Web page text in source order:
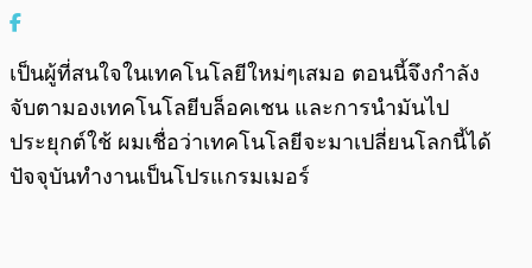
เป็นผู้ที่สนใจในเทคโนโลยีใหม่ๆเสมอ ตอนนี้จึงกำลัง
จับตามองเทคโนโลยีบล็อคเชน และการนำมันไป
ประยุกต์ใช้ ผมเชื่อว่าเทคโนโลยีจะมาเปลี่ยนโลกนี้ได้
ปัจจุบันทำงานเป็นโปรแกรมเมอร์